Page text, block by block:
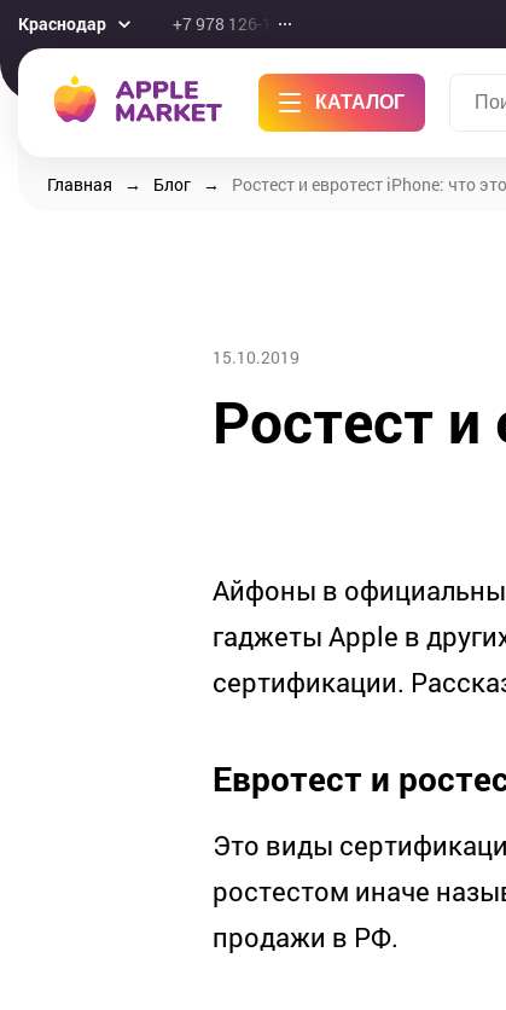
Краснодар +7 978 126-10-46
КАТАЛОГ
Главная Блог Ростест и евротест iPhone: что
15.10.2019
Ростест и
Айфоны в
гаджеты Apple в
сертификации.
Евротест и р
Это виды
ростестом иначе
продажи в РФ.